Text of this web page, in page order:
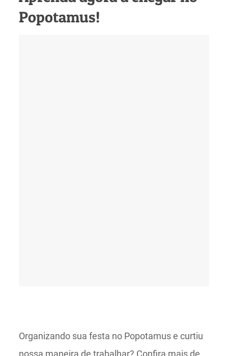
Popotamus!
Organizando sua festa no Popotamus e curtiu
nossa maneira de trabalhar? Confira mais de